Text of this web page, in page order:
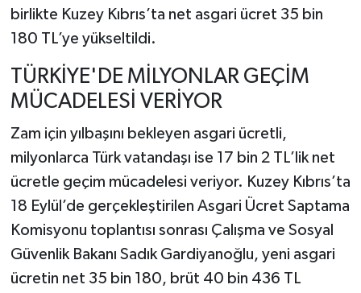
birlikte Kuzey Kıbrıs’ta net asgari ücret 35 bin
180 TL’ye yükseltildi.
TÜRKİYE'DE MİLYONLAR GEÇİM
MÜCADELESİ VERİYOR
Zam için yılbaşını bekleyen asgari ücretli,
milyonlarca Türk vatandaşı ise 17 bin 2 TL’lik net
ücretle geçim mücadelesi veriyor. Kuzey Kıbrıs’ta
18 Eylül’de gerçekleştirilen Asgari Ücret Saptama
Komisyonu toplantısı sonrası Çalışma ve Sosyal
Güvenlik Bakanı Sadık Gardiyanoğlu, yeni asgari
ücretin net 35 bin 180, brüt 40 bin 436 TL
SİYASET
TARİH
TEKNOLOJİ
YAŞAM